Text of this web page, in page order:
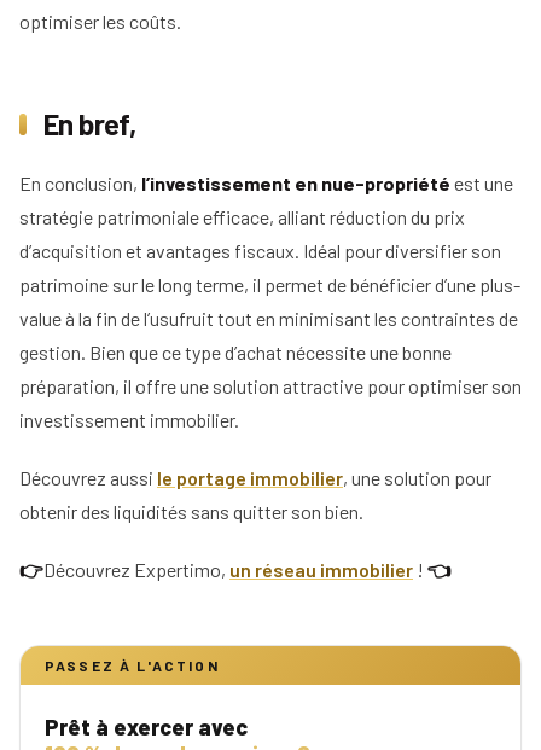
optimiser les coûts.
En bref,
En conclusion, l’investissement en nue-propriété est une
stratégie patrimoniale efficace, alliant réduction du prix
d’acquisition et avantages fiscaux. Idéal pour diversifier son
patrimoine sur le long terme, il permet de bénéficier d’une plus-
value à la fin de l’usufruit tout en minimisant les contraintes de
gestion. Bien que ce type d’achat nécessite une bonne
préparation, il offre une solution attractive pour optimiser son
investissement immobilier.
Découvrez aussi le portage immobilier, une solution pour
obtenir des liquidités sans quitter son bien.
👉Découvrez Expertimo, un réseau immobilier ! 👈
PASSEZ À L'ACTION
Prêt à exercer avec